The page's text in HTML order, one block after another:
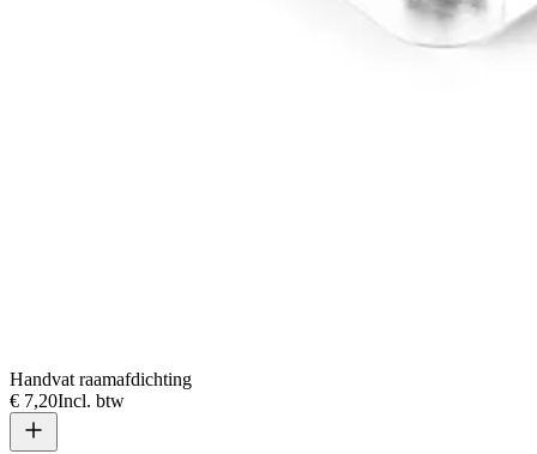
Handvat raamafdichting
€ 7,20Incl. btw